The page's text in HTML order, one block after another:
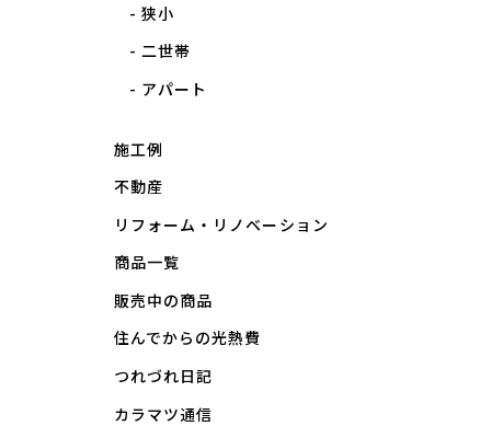
狭小
二世帯
アパート
施工例
不動産
リフォーム・リノベーション
商品一覧
販売中の商品
住んでからの光熱費
つれづれ日記
カラマツ通信